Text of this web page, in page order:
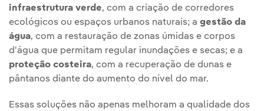
infraestrutura verde, com a criação de corredores
ecológicos ou espaços urbanos naturais; a gestão da
água, com a restauração de zonas úmidas e corpos
d'água que permitam regular inundações e secas; e a
proteção costeira, com a recuperação de dunas e
pântanos diante do aumento do nível do mar.
Essas soluções não apenas melhoram a qualidade dos